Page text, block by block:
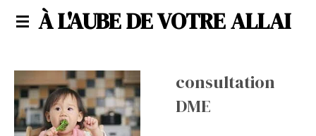
Passer
principal
À L'AUBE DE VOTRE
consultation
DME